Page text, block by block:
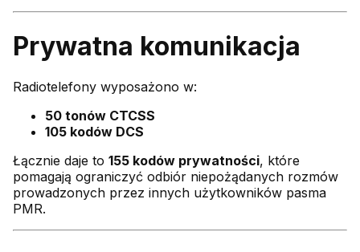
Prywatna komunikacja
Radiotelefony wyposażono w:
50 tonów CTCSS
105 kodów DCS
Łącznie daje to 155 kodów prywatności, które
pomagają ograniczyć odbiór niepożądanych rozmów
prowadzonych przez innych użytkowników pasma
PMR.